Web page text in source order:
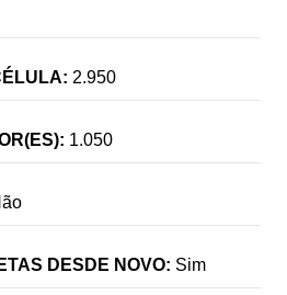
2.950
1.050
DESDE NOVO: Sim